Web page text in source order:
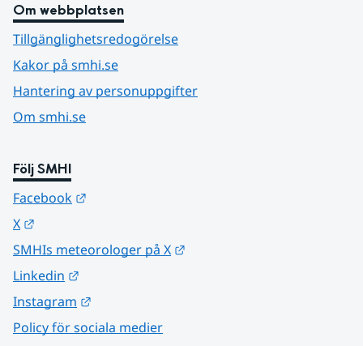
Om webbplatsen
Tillgänglighetsredogörelse
Kakor på smhi.se
Hantering av personuppgifter
Om smhi.se
Följ SMHI
Facebook
X
SMHIs meteorologer på X
Linkedin
Instagram
Policy för sociala medier